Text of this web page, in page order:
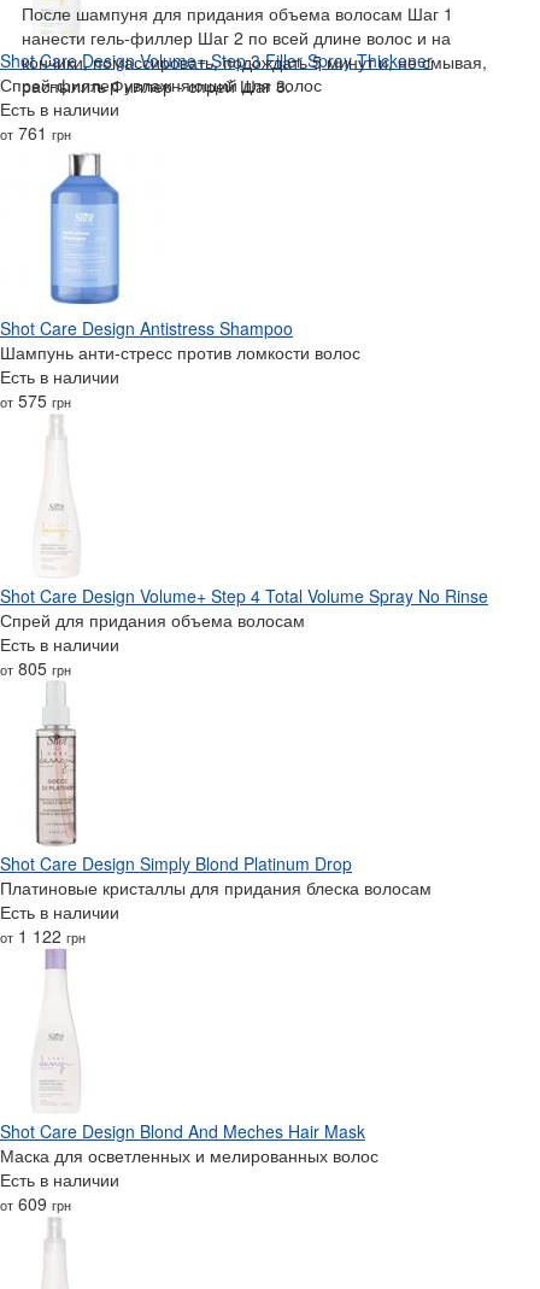
После шампуня для придания объема волосам Шаг 1
нанести гель-филлер Шаг 2 по всей длине волос и на
кончики, помассировать, подождать 5 минут и, не смывая,
распылить Филлер - спрей Шаг 3.
Shot Care Design Volume+ Step 3 Filler Spray Thickener
Спрей-филлер увлажняющий для волос
Есть в наличии
от 761 грн
Shot Care Design Antistress Shampoo
Шампунь анти-стресс против ломкости волос
Есть в наличии
от 575 грн
Shot Care Design Volume+ Step 4 Total Volume Spray No Rinse
Спрей для придания объема волосам
Есть в наличии
от 805 грн
Shot Care Design Simply Blond Platinum Drop
Платиновые кристаллы для придания блеска волосам
Есть в наличии
от 1 122 грн
Shot Care Design Blond And Meches Hair Mask
Маска для осветленных и мелированных волос
Есть в наличии
от 609 грн